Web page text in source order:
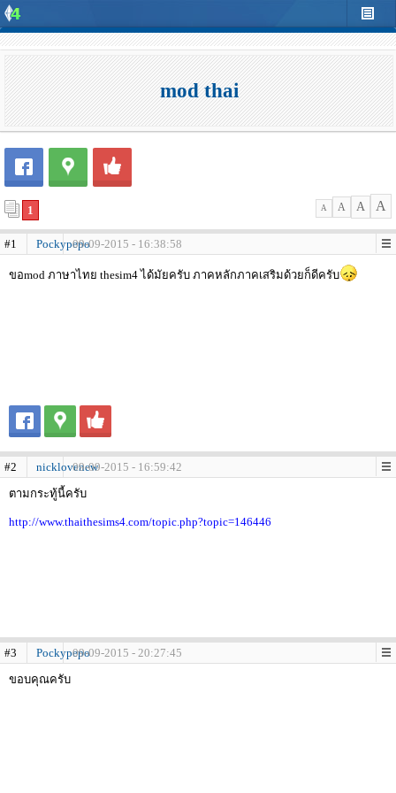
mod thai
1 A A A A
#1 Pockypepo09-09-2015 - 16:38:58
ขอmod ภาษาไทย thesim4 ได้มัยครับ ภาคหลักภาคเสริมด้วยก็ดีครับ
#2 nicklovenew09-09-2015 - 16:59:42
ตามกระทู้นี้ครับ
http://www.thaithesims4.com/topic.php?topic=146446
#3 Pockypepo09-09-2015 - 20:27:45
ขอบคุณครับ